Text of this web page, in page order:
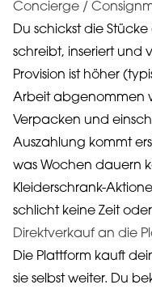
Concierge /
Du schickst die
schreibt, inseriert und
Provision ist höher
Arbeit abgenommen
Verpacken und
Auszahlung kommt
was Wochen dauern
Kleiderschrank-
schlicht keine Zeit
Direktverkauf an die
Die Plattform kauft
sie selbst weiter. Du